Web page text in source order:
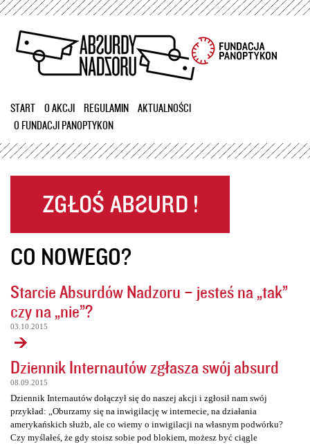
Przejdź
treści
START O AKCJI REGULAMIN
AKTUALNOŚCI
O FUNDACJI PANOPTYKON
CO NOWEGO?
Starcie Absurdów Nadzoru – jesteś na „tak”
czy na „nie”?
03.10.2015
Dziennik Internautów zgłasza swój absurd
08.09.2015
Dziennik Internautów dołączył się do naszej akcji i zgłosił nam swój
przykład: „Oburzamy się na inwigilację w internecie, na działania
amerykańskich służb, ale co wiemy o inwigilacji na własnym podwórku?
Czy myślałeś, że gdy stoisz sobie pod blokiem, możesz być ciągle